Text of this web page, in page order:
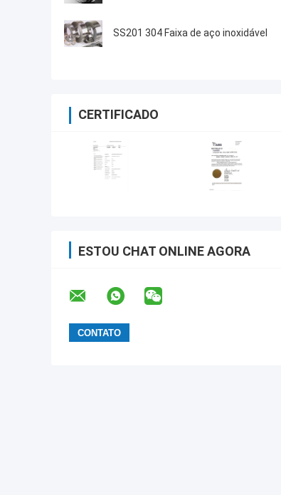
SS201 304 Faixa de aço inoxidável
CERTIFICADO
ESTOU CHAT ONLINE AGORA